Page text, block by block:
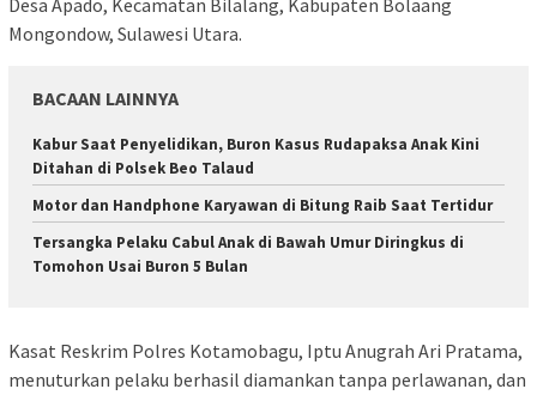
Mongondow, Sulawesi Utara.
BACAAN LAINNYA
Kabur Saat Penyelidikan, Buron Kasus Rudapaksa Anak Kini
Ditahan di Polsek Beo Talaud
Motor dan Handphone Karyawan di Bitung Raib Saat Tertidur
Tersangka Pelaku Cabul Anak di Bawah Umur Diringkus di
Tomohon Usai Buron 5 Bulan
Kasat Reskrim Polres Kotamobagu, Iptu Anugrah Ari Pratama,
menuturkan pelaku berhasil diamankan tanpa perlawanan, dan